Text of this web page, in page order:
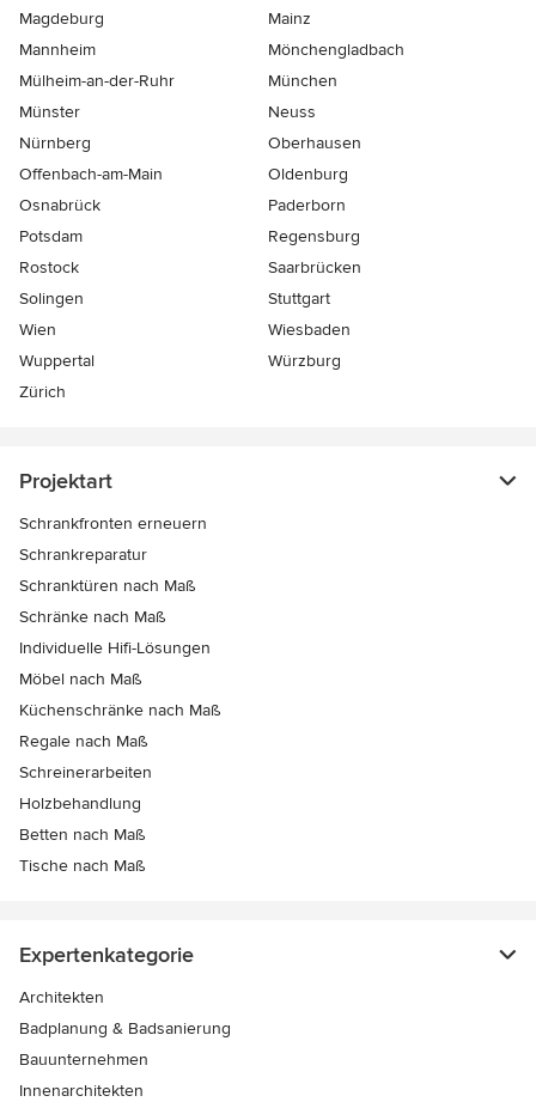
Magdeburg
Mainz
Mannheim
Mönchen­gladbach
Mülheim-an-der-Ruhr
München
Münster
Neuss
Nürnberg
Oberhausen
Offenbach-am-Main
Oldenburg
Osnabrück
Paderborn
Potsdam
Regensburg
Rostock
Saarbrücken
Solingen
Stuttgart
Wien
Wiesbaden
Wuppertal
Würzburg
Zürich
Projektart
Schrankfronten erneuern
Schrankreparatur
Schranktüren nach Maß
Schränke nach Maß
Individuelle Hifi-Lösungen
Möbel nach Maß
Küchenschränke nach Maß
Regale nach Maß
Schreinerarbeiten
Holzbehandlung
Betten nach Maß
Tische nach Maß
Expertenkategorie
Architekten
Badplanung & Badsanierung
Bauunternehmen
Innenarchitekten